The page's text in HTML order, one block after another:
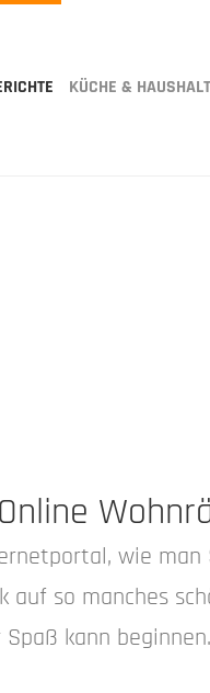
KÜCHE & HAUSHALT
wie
so manches
kann beginnen.